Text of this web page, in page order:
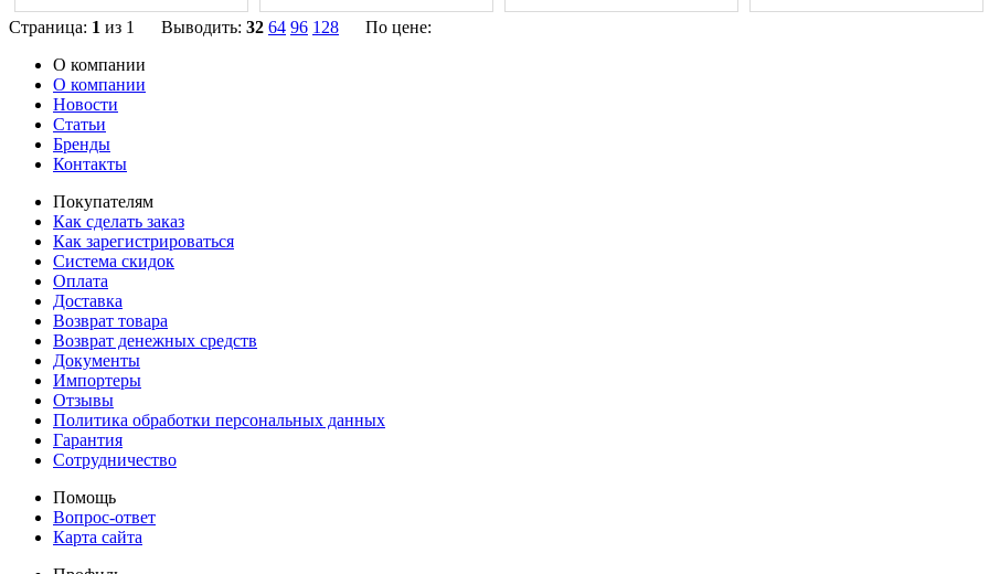
Страница: 1 из 1 Выводить: 32 64 96 128
По цене:
О компании
О компании
Новости
Статьи
Бренды
Контакты
Покупателям
Как сделать заказ
Как зарегистрироваться
Система скидок
Оплата
Доставка
Возврат товара
Возврат денежных средств
Документы
Импортеры
Отзывы
Политика обработки персональных данных
Гарантия
Сотрудничество
Помощь
Вопрос-ответ
Карта сайта